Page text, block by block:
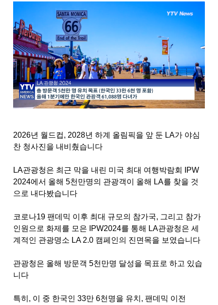
2026년 월드컵, 2028년 하계 올림픽을 앞 둔 LA가 야심
찬 청사진을 내비췄습니다
LA관광청은 최근 막을 내린 미국 최대 여행박람회
IPW
2024에서 올해 5천만명의 관광객이 올해 LA를 찾을 것
으로 내다봤습니다
코로나19 팬데믹 이후 최대 규모의 참가국, 그리고 참가
인원으로 화제를 모은
IPW2024를 통해 LA관광청은 세
계적인 관광명소 LA 2.0 캠페인의 진면목을 보였습니다
관광청은 올해 방문객 5천만명 달성을 목표로 하고 있습
니다
특히 , 이 중 한국인 33만 6천명을 유치 , 팬데믹 이전